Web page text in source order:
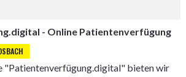
- Online Patientenverfügung
"Patientenverfügung.digital" bieten wir